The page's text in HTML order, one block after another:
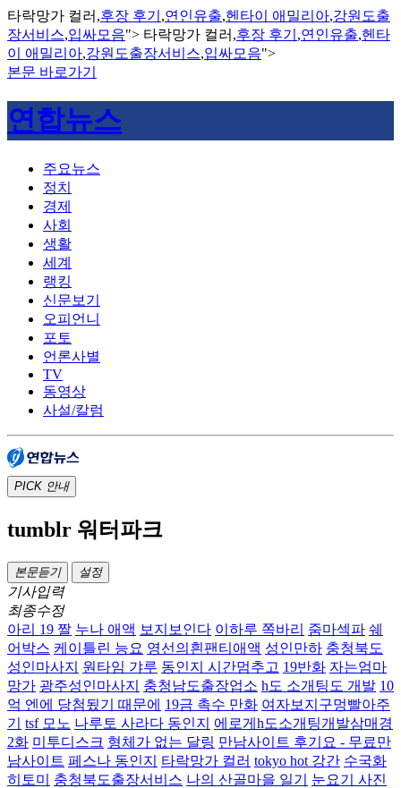
타락망가 컬러,후장 후기 ,연인유출,헨타이 애밀리아,강원도출
장서비스,입싸모음"> 타락망가 컬러,후장 후기 ,연인유출,헨타
이 애밀리아,강원도출장서비스,입싸모음">
본문 바로가기
연합뉴스
주요뉴스
정치
경제
사회
생활
세계
랭킹
신문보기
오피언니
포토
언론사별
TV
동영상
사설/칼럼
PICK 안내
tumblr 워터파크
본문듣기 설정
기사입력
최종수정
아리 19 짤 누나 애액 보지보인다 이하루 쪽바리 줌마섹파 쉐
어박스 케이틀린 능요 영선의흰팬티애액 성인만하 충청북도
성인마사지
원타임 갸루 동인지 시간멈추고 19반화 자는엄마
망가 광주성인마사지 충청남도출장업소 h도 소개팅도 개발 10
억 엔에 당첨됬기 때문에 19금 촉수 만화 여자보지구멍빨아주
기
tsf 모노 나루토 사라다 동인지
에로게h도소개팅개발삼매경
2화 미투디스크 형체가 없는 달링 만남사이트 후기요 - 무료만
남사이트 페스나 동인지 타락망가 컬러 tokyo hot 강간 수국화
히토미
충청북도출장서비스 나의 산골마을 일기
눈요기 사진